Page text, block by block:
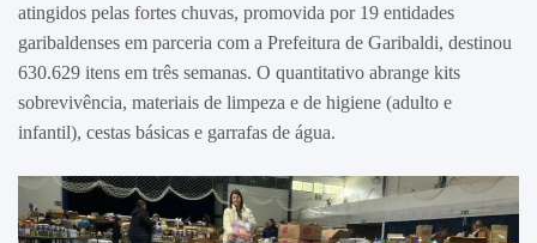
atingidos pelas fortes chuvas, promovida por 19 entidades
garibaldenses em parceria com a Prefeitura de Garibaldi, destinou
630.629 itens em três semanas. O quantitativo abrange kits
sobrevivência, materiais de limpeza e de higiene (adulto e
infantil), cestas básicas e garrafas de água.